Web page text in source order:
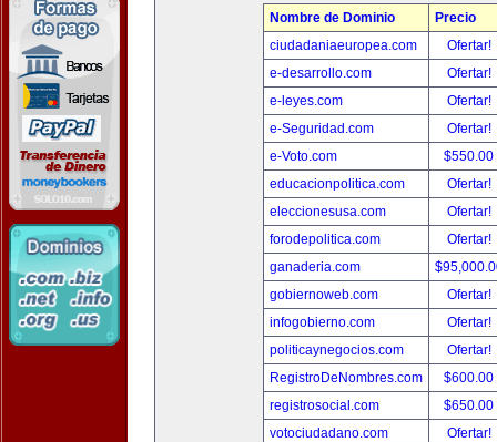
Nombre de Dominio
Precio
ciudadaniaeuropea.com
Ofertar!
e-desarrollo.com
Ofertar!
e-leyes.com
Ofertar!
e-Seguridad.com
Ofertar!
e-Voto.com
$550.00
educacionpolitica.com
Ofertar!
eleccionesusa.com
Ofertar!
forodepolitica.com
Ofertar!
ganaderia.com
gobiernoweb.com
Ofertar!
infogobierno.com
Ofertar!
politicaynegocios.com
Ofertar!
RegistroDeNombres.com
$600.00
registrosocial.com
$650.00
votociudadano.com
Ofertar!